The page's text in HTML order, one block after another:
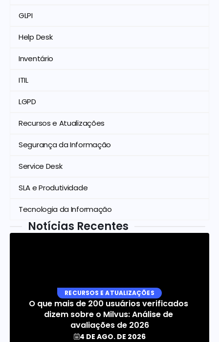
GLPI
Help Desk
Inventário
ITIL
LGPD
Recursos e Atualizações
Segurança da Informação
Service Desk
SLA e Produtividade
Tecnologia da Informação
Notícias Recentes
RECURSOS E ATUALIZAÇÕES
O que mais de 200 usuários verificados
dizem sobre o Milvus: Análise de
avaliações de 2026
4 DE AGO. DE 2026